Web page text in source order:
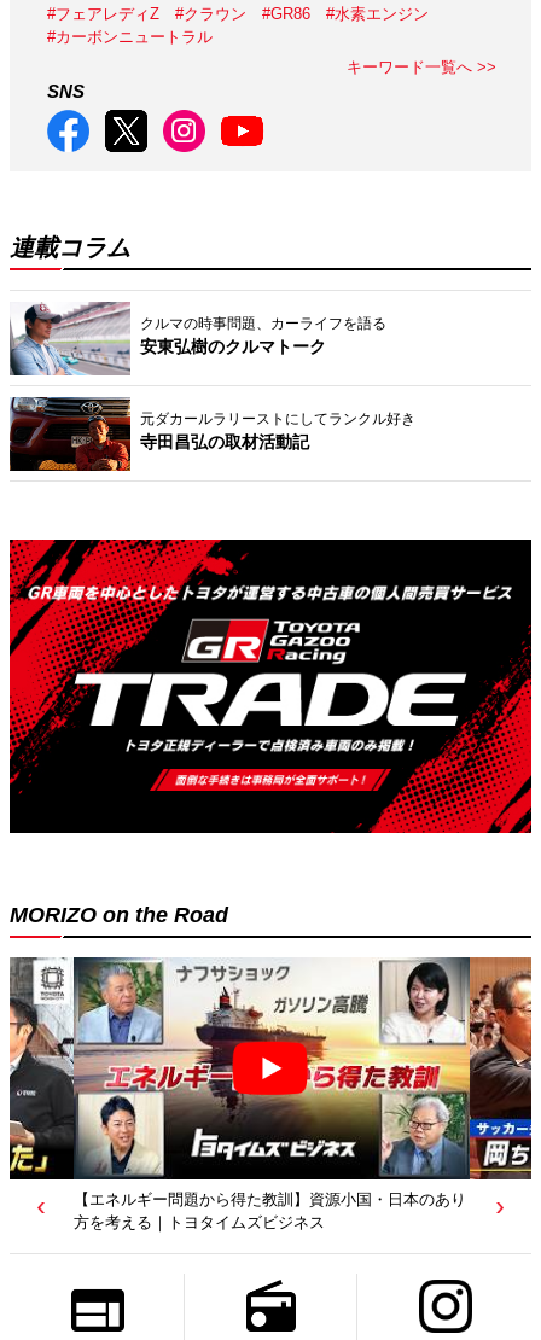
#フェアレディZ #クラウン #GR86
#水素エンジン
#カーボンニュートラル
キーワード一覧へ >>
SNS
連載コラム
クルマの時事問題、カーライフを語る
安東弘樹のクルマトーク
元ダカールラリーストにしてランクル好き
寺田昌弘の取材活動記
MORIZO on the Road
【エネルギー問題から得た教訓】資源小国・日本のあり
方を考える｜トヨタイムズビジネス